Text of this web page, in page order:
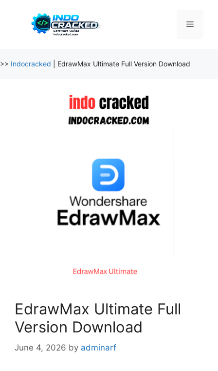
Menu
>> Indocracked EdrawMax Ultimate Full Version Download
EdrawMax Ultimate Full
Version Download
June 4, 2026 by adminarf